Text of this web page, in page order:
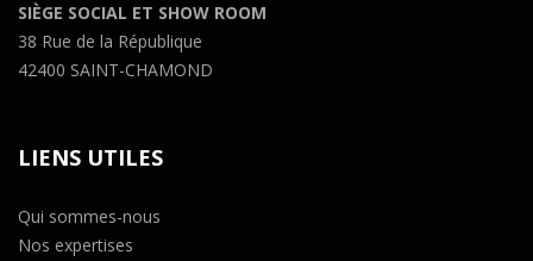
SIÈGE SOCIAL ET SHOW ROOM
38 Rue de la République
42400 SAINT-CHAMOND
LIENS UTILES
Qui sommes-nous
Nos expertises